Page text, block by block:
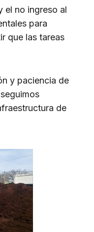
el no ingreso al
para
que las tareas
y paciencia de
de